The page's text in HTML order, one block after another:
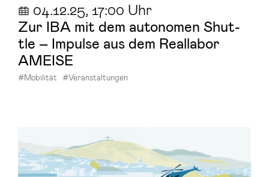
a 04.12.25, 17:00 Uhr
Zur IBA mit dem au­to­no­men Shut­
tle – Im­pul­se aus dem Re­al­la­bor
AMEI­SE
#Mobilität #Veranstaltungen